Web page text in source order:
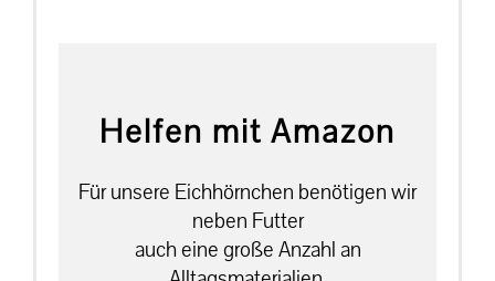
Helfen mit Amazon
Für unsere Eichhörnchen benötigen wir
neben Futter
auch eine große Anzahl an